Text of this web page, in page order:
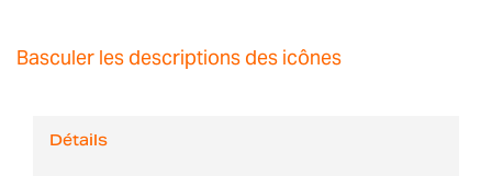
Basculer les descriptions des icônes
Détails